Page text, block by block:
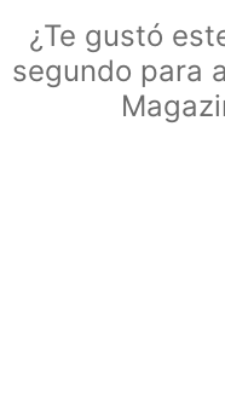
¿Te gustó
segundo para